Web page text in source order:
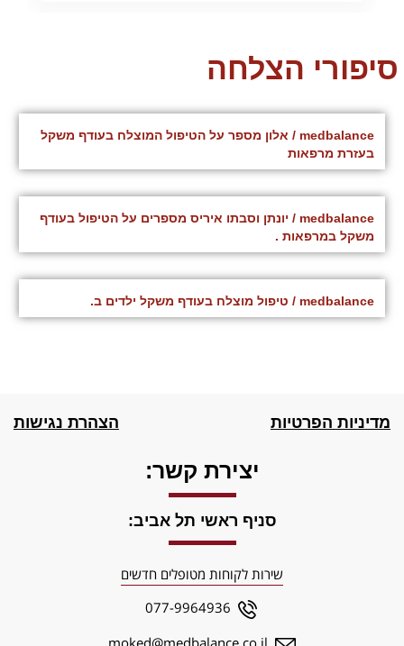
סיפורי הצלחה
medbalance / אלון מספר על הטיפול המוצלח בעודף משקל
בעזרת מרפאות
medbalance / יונתן וסבתו איריס מספרים על הטיפול בעודף
משקל במרפאות .
medbalance / טיפול מוצלח בעודף משקל ילדים ב.
מדיניות הפרטיות הצהרת נגישות
יצירת קשר:
סניף ראשי תל אביב:
שירות לקוחות מטופלים חדשים
077-9964936